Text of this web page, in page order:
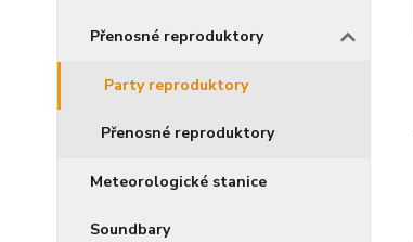
Přenosné reproduktory
Party reproduktory
Přenosné reproduktory
Meteorologické stanice
Soundbary